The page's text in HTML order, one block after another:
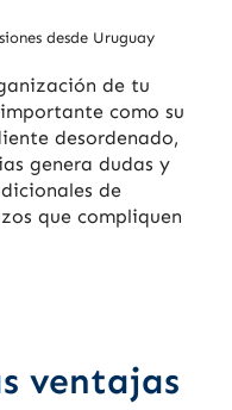
desde Uruguay
de tu
como su
desordenado,
genera dudas y
de
que compliquen
ventajas